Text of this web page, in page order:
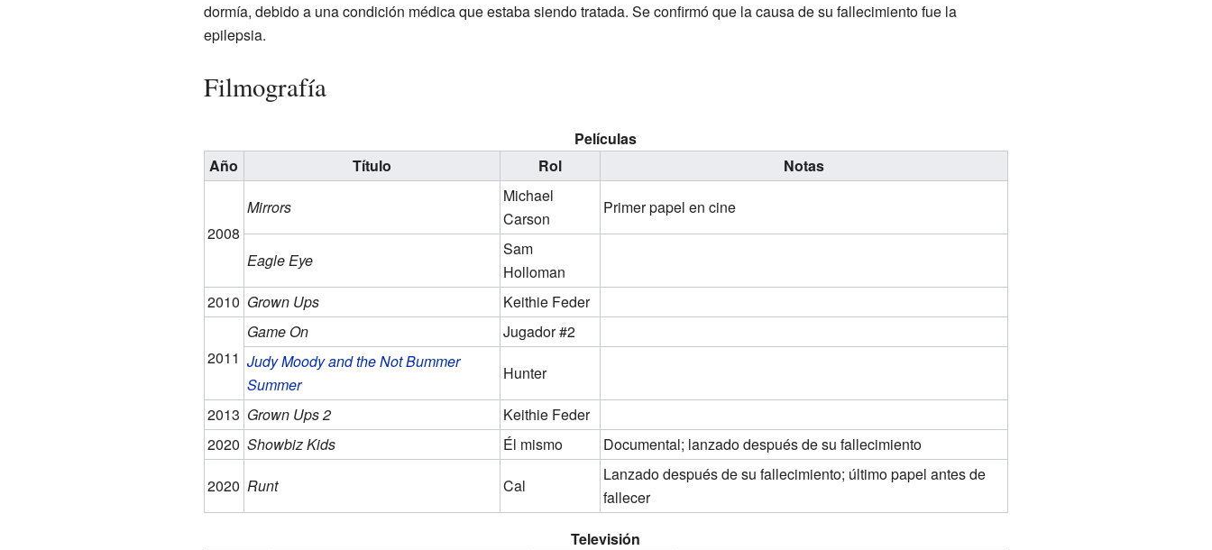
dormía, debido a una condición médica que estaba siendo tratada. Se confirmó que la causa de su fallecimiento fue la
epilepsia.
Filmografía
Películas
Año
Título Rol Notas
2008
Mirrors
Michael
Carson
Primer papel en cine
Eagle Eye
Sam
Holloman
2010 Grown Ups Keithie Feder
2011
Game On
Jugador #2
Judy Moody and the Not Bummer
Summer
Hunter
2013 Grown Ups 2
Keithie Feder
2020 Showbiz Kids Él mismo
Documental; lanzado después de su fallecimiento
2020 Runt Cal
Lanzado después de su fallecimiento; último papel antes de
fallecer
Televisión